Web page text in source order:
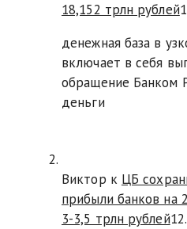
18,152 трлн рублей
денежная база в
включает в себя
обращение Банком
деньги
Виктор к ЦБ
прибыли банков на
3-3,5 трлн рублей